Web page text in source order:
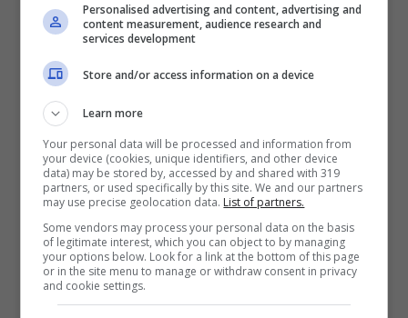
stesso cospicue somme grazie alle varie
collaborazioni con diversi
pratica diffusa alla quale certamente
Laura non ha rinunciato, continuando a
dominare la scena social, grazie ai continui
contenuti condivisi.
Personalised advertising and content, advertising and
content measurement, audience research and
services development
Store and/or access information on a device
Learn more
Your personal data will be processed and information from
your device (cookies, unique identifiers, and other device
data) may be stored by, accessed by and shared with 319
partners, or used specifically by this site. We and our partners
may use precise geolocation data. List of partners.
Some vendors may process your personal data on the basis
of legitimate interest, which you can object to by managing
your options below. Look for a link at the bottom of this page
or in the site menu to manage or withdraw consent in privacy
and cookie settings.